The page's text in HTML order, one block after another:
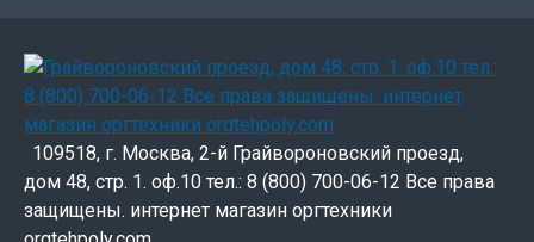
109518, г. Москва, 2-й Грайвороновский проезд,
дом 48, стр. 1. оф.10 тел.: 8 (800) 700-06-12 Все права
защищены. интернет магазин оргтехники